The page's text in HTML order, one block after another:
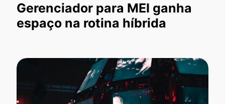
Gerenciador para MEI ganha
espaço na rotina híbrida